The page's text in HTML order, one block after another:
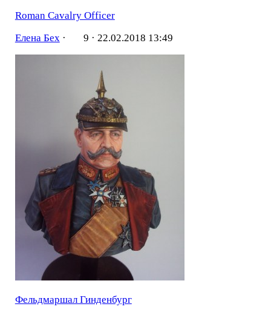
Roman Cavalry Officer
Елена Бех· 9 · 22.02.2018 13:49
Фельдмаршал Гинденбург